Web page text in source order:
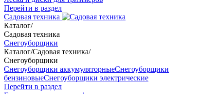
Перейти в раздел
Садовая техника
Каталог/
Садовая техника
Снегоуборщики
Каталог/Садовая техника/
Снегоуборщики
Снегоуборщики аккумуляторныеСнегоуборщики
бензиновыеСнегоуборщики электрические
Перейти в раздел